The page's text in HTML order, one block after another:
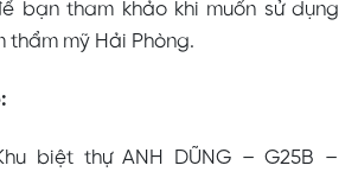
bạn tham khảo khi muốn sử dụng
thẩm mỹ Hải Phòng.
biệt thự ANH DŨNG – G25B –